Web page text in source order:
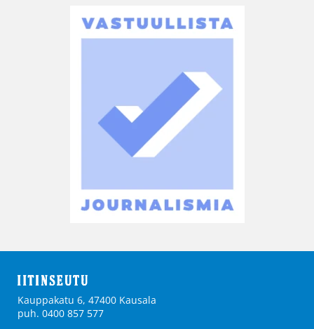
Kauppakatu 6, 47400 Kausala
puh. 0400 857 577